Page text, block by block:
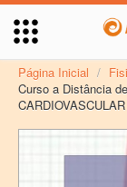
Página Inicial /
Curso a Distância
CARDIOVASCULAR